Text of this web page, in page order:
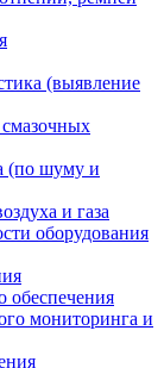
(выявление
(по шуму и
и газа
оборудования
обеспечения
мониторинга и